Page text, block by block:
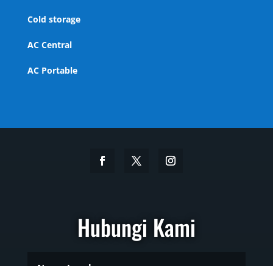
Cold storage
AC Central
AC Portable
Hubungi Kami